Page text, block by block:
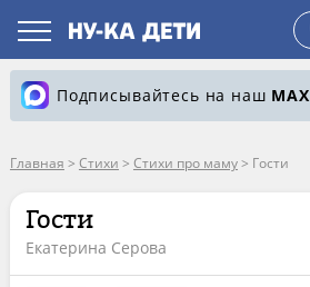
Подписывайтесь на наш MAX
Главная > Стихи > Стихи про маму> Гости
Гости
Екатерина Серова